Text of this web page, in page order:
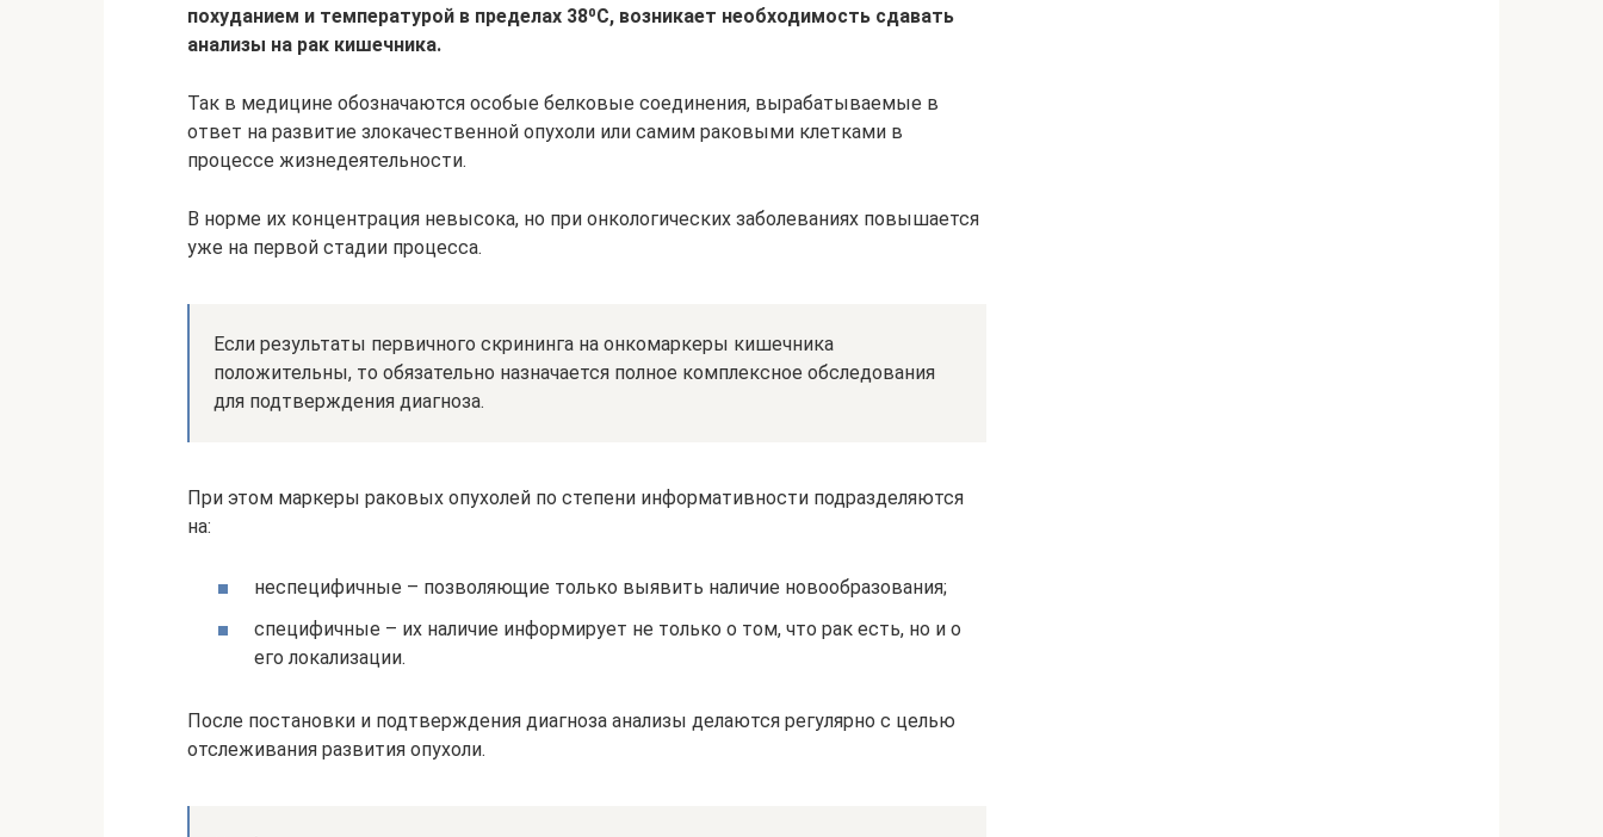
похуданием и температурой в пределах 38⁰С, возникает необходимость сдавать
анализы на рак кишечника.
Так в медицине обозначаются особые белковые соединения, вырабатываемые в
ответ на развитие злокачественной опухоли или самим раковыми клетками в
процессе жизнедеятельности.
В норме их концентрация невысока, но при онкологических заболеваниях повышается
уже на первой стадии процесса.
Если результаты первичного скрининга на онкомаркеры кишечника
положительны, то обязательно назначается полное комплексное обследования
для подтверждения диагноза.
При этом маркеры раковых опухолей по степени информативности подразделяются
на:
неспецифичные – позволяющие только выявить наличие новообразования;
специфичные – их наличие информирует не только о том, что рак есть, но и о
его локализации.
После постановки и подтверждения диагноза анализы делаются регулярно с целью
отслеживания развития опухоли.